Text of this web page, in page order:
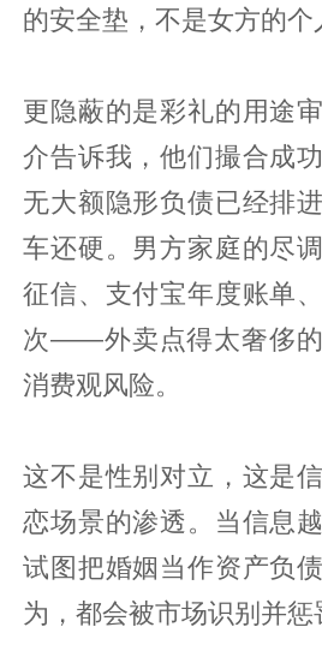
的安全垫，不是女方的个
更隐蔽的是彩礼的用途
介告诉我，他们撮合成
无大额隐形负债已经排
车还硬。男方家庭的尽
征信、支付宝年度账单
次——外卖点得太奢侈
消费观风险。
这不是性别对立，这是
恋场景的渗透。当信息
试图把婚姻当作资产负
为，都会被市场识别并惩